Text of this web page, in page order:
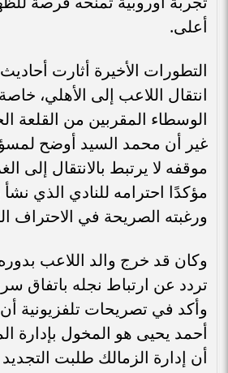
أعلى.
التطورات الأخيرة أثارت
انتقال اللاعب إلى الأهلي،
الوسطاء المقربين من القلعة
غير أن محمد السيد أوضح
موقفه لا يرتبط بالانتقال إلى
مؤكدًا احترامه للنادي الذي
ورغبته الصريحة في الاحتراف
وكان قد خرج والد اللاعب
تردد عن ارتباط نجله باتفاق
وأكد في تصريحات تلفزيونية
أحمد يحيى هو المخول بإدارة
أن إدارة الزمالك طلبت